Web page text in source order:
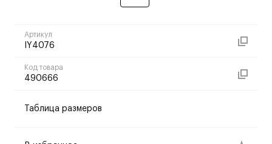
Артикул
IY4076
Код товара
490666
Таблица размеров